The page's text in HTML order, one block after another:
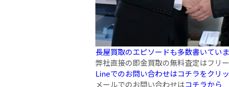
長屋買取のエピソードも多数書いてい
弊社直接の即金買取の無料査定はフリ
Lineでのお問い合わせはコチラをクリッ
メールでのお問い合わせはコチラから